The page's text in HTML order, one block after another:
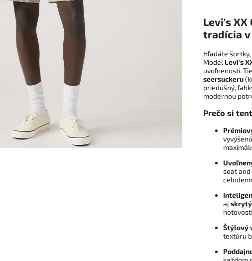
Levi's
tradícia
Hľadáte
Model Levi's
uvoľnenosti.
seersuckeru
priedušný,
modernou
Prečo si
seat
aj skrytý
Štýlový
textúru